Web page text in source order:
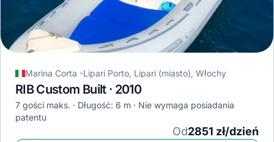
Marina Corta -Lipari Porto, Lipari (miasto), Włochy
RIB Custom Built · 2010
7 gości maks. Długość: 6 m
Nie wymaga posiadania
patentu
Od2851 zł/dzień